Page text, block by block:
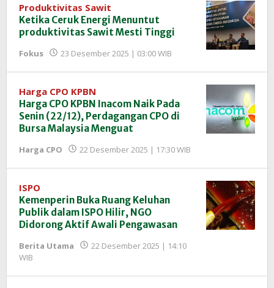
Produktivitas Sawit
Ketika Ceruk Energi Menuntut
produktivitas Sawit Mesti Tinggi
Fokus 23 Desember 2025 | 03:00 WIB
InfoSAWIT
Harga CPO KPBN
Harga CPO KPBN Inacom Naik Pada
Senin (22/12), Perdagangan CPO di
Bursa Malaysia Menguat
Harga CPO 22 Desember 2025 | 17:30 WIB
InfoSAWIT
ISPO
Kemenperin Buka Ruang Keluhan
Publik dalam ISPO Hilir, NGO
Didorong Aktif Awali Pengawasan
Berita Utama
22 Desember 2025 | 14:10
WIB
InfoSAWIT